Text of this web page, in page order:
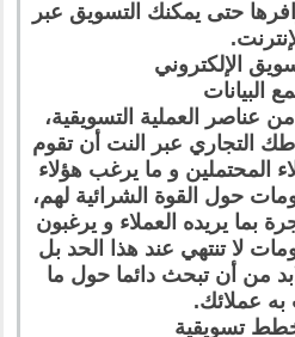
حتى يمكنك التسويق عبر
الإلكتروني
عناصر العملية التسويقية،
التجاري عبر النت أن تقوم
المحتملين و ما يرغب هؤلاء
حول القوة الشرائية لهم،
بما يريده العملاء و يرغبون
لا تنتهي عند هذا الحد بل
من أن تبحث دائما حول ما
عملائك.